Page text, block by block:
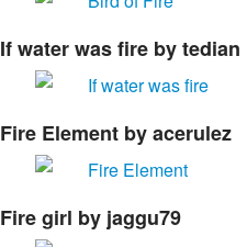
If water was fire by tedian
Fire Element by acerulez
Fire girl by jaggu79